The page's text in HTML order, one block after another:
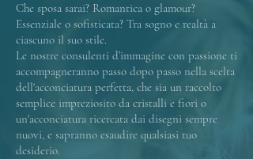
Che sposa sarai? Romantica o glamour?
Essenziale o sofisticata? Tra sogno e realtà a
ciascuno il suo stile.
Le nostre consulenti d’immagine con passione ti
accompagneranno passo dopo passo nella scelta
dell'acconciatura perfetta, che sia un raccolto
semplice impreziosito da cristalli e fiori o
un'acconciatura ricercata dai disegni sempre
nuovi, e sapranno esaudire qualsiasi tuo
desiderio.